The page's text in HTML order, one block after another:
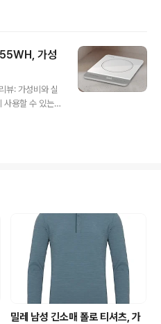
적인 퍼포먼
입니다. 이 제
매 정보 등을 꼼
터 핸드 블렌더
시한 최신 모델
터와 20단계
낼 수 있으며,
가성
: 가성비와 실
사용할 수 있는
가진 소비자
쉬운 점까지 꼼
니다.제품 기본
는 기본에
징입니다. 크
높이 22.8m
밀레 남성 긴소매 폴로 티셔츠, 가